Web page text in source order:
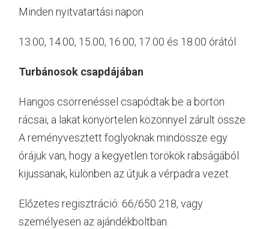
Minden nyitvatartási napon
13.00, 14.00, 15.00, 16.00, 17.00 és 18.00 órától
Turbánosok csapdájában
Hangos csörrenéssel csapódtak be a börtön
rácsai, a lakat könyörtelen közönnyel zárult össze.
A reményvesztett foglyoknak mindössze egy
órájuk van, hogy a kegyetlen törökök rabságából
kijussanak, különben az útjuk a vérpadra vezet.
Előzetes regisztráció: 66/650 218, vagy
személyesen az ajándékboltban.